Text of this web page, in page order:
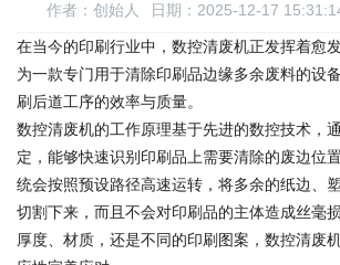
作者：创始人 日期：2025-12-17
在当今的印刷行业中，数控清废机正发挥着愈
为一款专门用于清除印刷品边缘多余废料的设
刷后道工序的效率与质量。
数控清废机的工作原理基于先进的数控技术，
定，能够快速识别印刷品上需要清除的废边位
统会按照预设路径高速运转，将多余的纸边、
切割下来，而且不会对印刷品的主体造成丝毫
厚度、材质，还是不同的印刷图案，数控清废